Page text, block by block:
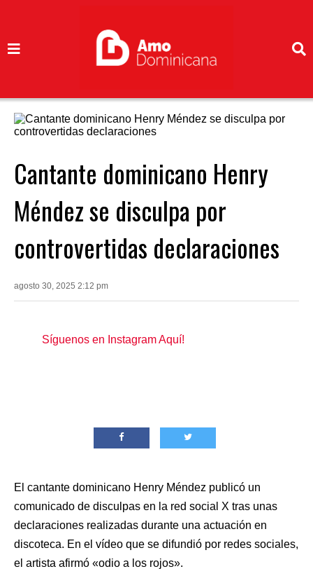
Cantante dominicano Henry
Méndez se disculpa por
controvertidas declaraciones
agosto 30, 2025 2:12 pm
Síguenos en Instagram Aquí!
El cantante dominicano Henry Méndez publicó un
comunicado de disculpas en la red social X tras unas
declaraciones realizadas durante una actuación en
discoteca. En el vídeo que se difundió por redes sociales,
el artista afirmó «odio a los rojos».